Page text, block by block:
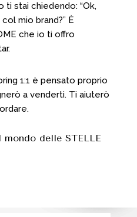
ti stai chiedendo: “Ok,
mio brand?” È
che io ti offro
1:1 è pensato proprio
a venderti. Ti aiuterò
delle STELLE